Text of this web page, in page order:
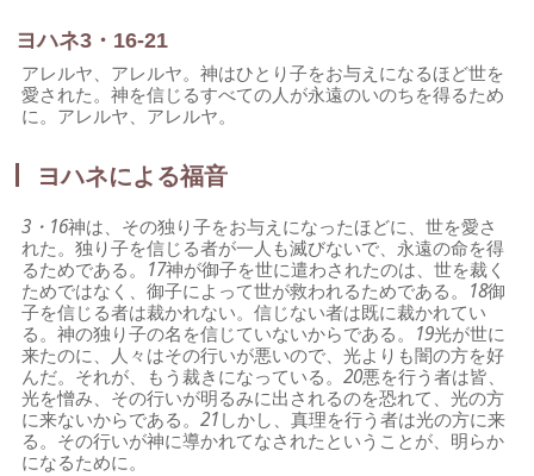
ヨハネ3・16-21
アレルヤ、アレルヤ。神はひとり子をお与えになるほど世を
愛された。神を信じるすべての人が永遠のいのちを得るため
に。アレルヤ、アレルヤ。
ヨハネによる福音
3・16神は、その独り子をお与えになったほどに、世を愛さ
れた。独り子を信じる者が一人も滅びないで、永遠の命を得
るためである。 17神が御子を世に遣わされたのは、世を裁く
ためではなく、御子によって世が救われるためである。 18御
子を信じる者は裁かれない。信じない者は既に裁かれてい
る。神の独り子の名を信じていないからである。 19光が世に
来たのに、人々はその行いが悪いので、光よりも闇の方を好
んだ。それが、もう裁きになっている。20悪を行う者は皆、
光を憎み、その行いが明るみに出されるのを恐れて、光の方
に来ないからである。21しかし、真理を行う者は光の方に来
る。その行いが神に導かれてなされたということが、明らか
になるために。